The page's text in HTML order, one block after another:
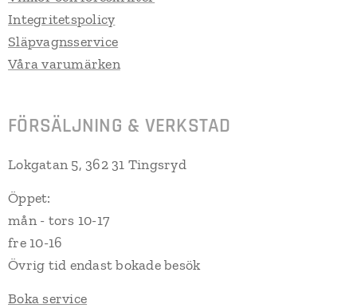
Integritetspolicy
Släpvagnsservice
Våra varumärken
FÖRSÄLJNING & VERKSTAD
Lokgatan 5, 362 31 Tingsryd
Öppet:
mån - tors 10-17
fre 10-16
Övrig tid endast bokade besök
Boka service